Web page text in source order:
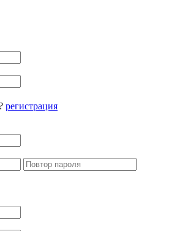
регистрация